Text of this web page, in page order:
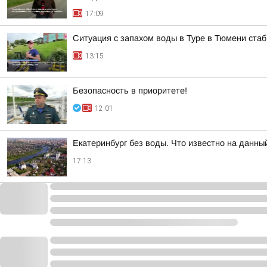
17:09
Ситуация с запахом воды в Туре в Тюмени
13:15
Безопасность в приоритете!
12:01
Екатеринбург без воды. Что известно на
17:13